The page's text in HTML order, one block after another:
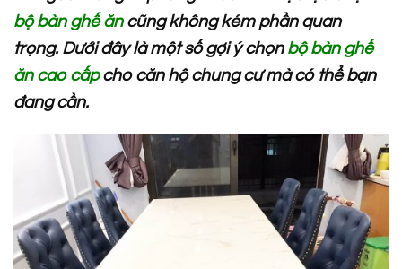
bộ bàn ghế ăn cũng không kém phần quan
trọng. Dưới đây là một số gợi ý chọn bộ bàn ghế
ăn cao cấpcho căn hộ chung cư mà có thể bạn
đang cần.